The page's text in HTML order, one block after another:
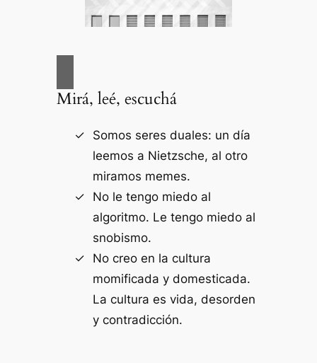
Mirá, leé, escuchá
Somos seres duales: un día
leemos a Nietzsche, al otro
miramos memes.
No le tengo miedo al
algoritmo. Le tengo miedo al
snobismo.
No creo en la cultura
momificada y domesticada.
La cultura es vida, desorden
y contradicción.